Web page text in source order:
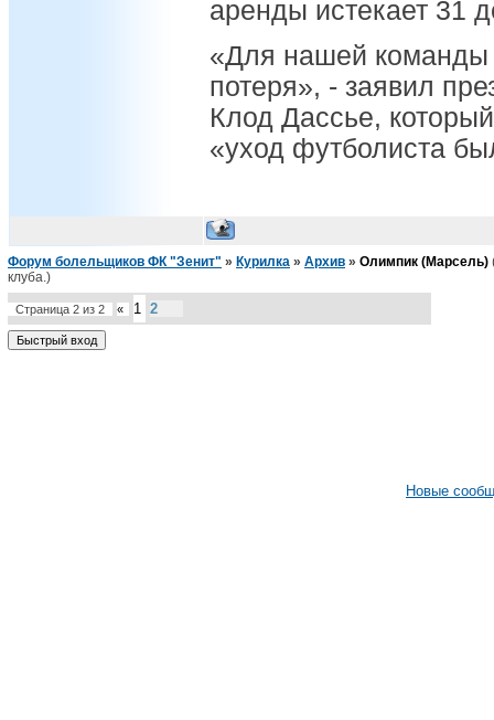
аренды истекает 31
«Для нашей
потеря», - заявил
Клод Дассье,
«уход футболиста
Форум болельщиков ФК "Зенит" » Курилка » Архив » Олимпик (Марсель)
клуба.)
Страница 2 из 2 « 1 2
Новые